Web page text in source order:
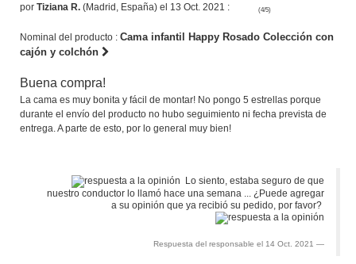
por Tiziana R. (Madrid, España) el 13 Oct. 2021 : (4/5)
Nominal del producto : Cama infantil Happy Rosado Colección con
cajón y colchón
Buena compra!
La cama es muy bonita y fácil de montar! No pongo 5 estrellas porque
durante el envío del producto no hubo seguimiento ni fecha prevista de
entrega. A parte de esto, por lo general muy bien!
Lo siento, estaba seguro de que
nuestro conductor lo llamó hace una semana ... ¿Puede agregar
a su opinión que ya recibió su pedido, por favor?
Respuesta del responsable el 14 Oct. 2021